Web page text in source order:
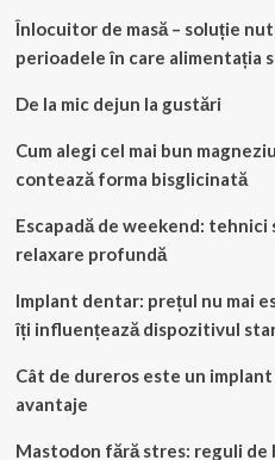
Înlocuitor de masă – soluție
perioadele în care alimentația
De la mic dejun la gustări
Cum alegi cel mai bun
contează forma bisglicinată
Escapadă de weekend:
relaxare profundă
Implant dentar: prețul nu mai
îți influențează dispozitivul
Cât de dureros este un
avantaje
Mastodon fără stres: reguli